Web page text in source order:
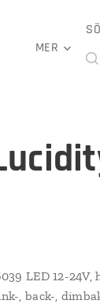
MER
LED 12-24V,
, back-,